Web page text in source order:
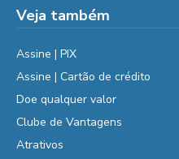
Veja também
Assine | PIX
Assine | Cartão de crédito
Doe qualquer valor
Clube de Vantagens
Atrativos